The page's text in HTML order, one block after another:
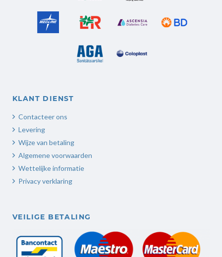
KLANT DIENST
Contacteer ons
Levering
Wijze van betaling
Algemene voorwaarden
Wettelijke informatie
Privacy verklaring
VEILIGE BETALING